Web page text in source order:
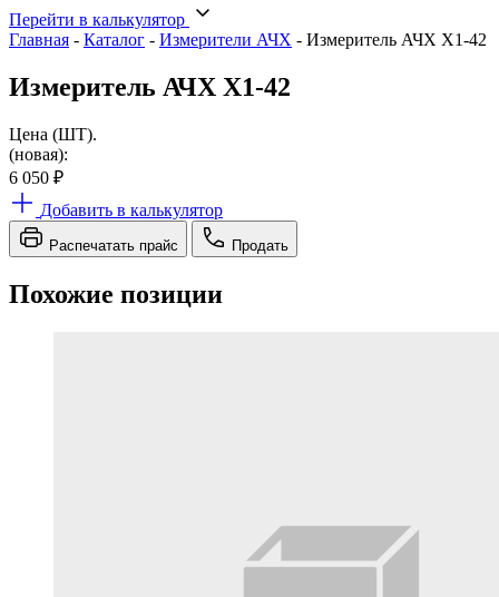
Перейти в калькулятор
Главная - Каталог - Измерители АЧХ - Измеритель АЧХ Х1-42
Измеритель АЧХ Х1-42
Цена (ШТ).
(новая):
6 050 ₽
Добавить в калькулятор
Распечатать прайс Продать
Похожие позиции